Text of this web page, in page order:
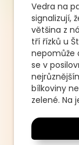
Vedra na
signalizují,
většina z
tří řízků u
nepomůže
se v
bílkoviny
zelené. Na